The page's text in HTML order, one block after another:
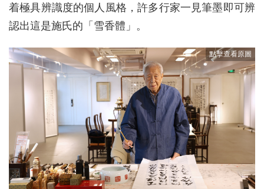
着極具辨識度的個人風格，許多行家一見筆墨即可辨
認出這是施氏的「雪香體」。